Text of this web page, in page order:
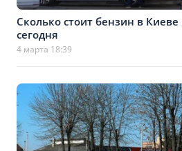
Сколько стоит бензин в
сегодня
4 марта 18:39